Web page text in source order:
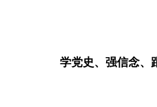
学党史、强信念、